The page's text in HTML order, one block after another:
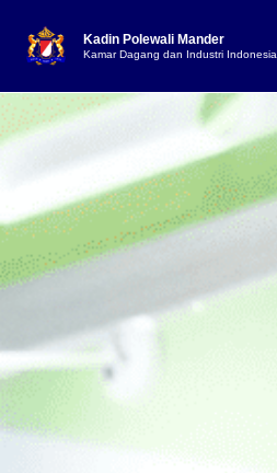
Kadin Polewali Mander
Kamar Dagang dan Industri Indonesia